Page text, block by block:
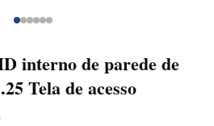
interno de parede de
Tela de acesso